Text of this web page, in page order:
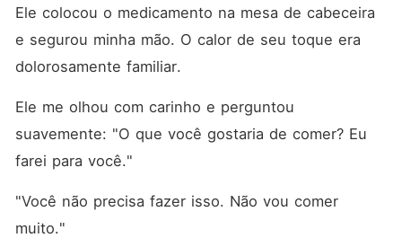
Ele colocou o medicamento na mesa de cabeceira
e segurou minha mão. O calor de seu toque era
dolorosamente familiar.
Ele me olhou com carinho e perguntou
suavemente: "O que você gostaria de comer? Eu
farei para você."
"Você não precisa fazer isso. Não vou comer
muito."